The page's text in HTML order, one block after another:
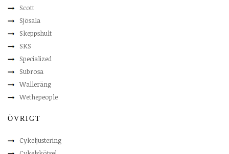
Scott
Sjösala
Skeppshult
SKS
Specialized
Subrosa
Walleräng
Wethepeople
ÖVRIGT
Cykeljustering